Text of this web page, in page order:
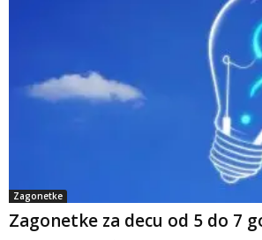
Zagonetke
Zagonetke za decu od 5 do 7